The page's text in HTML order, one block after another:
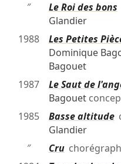
″
Le Roi des bons
Glandier
1988
Les Petites
Dominique
Bagouet
1987
Le Saut de
Bagouet
1985
Basse altitude
Glandier
″
Cru